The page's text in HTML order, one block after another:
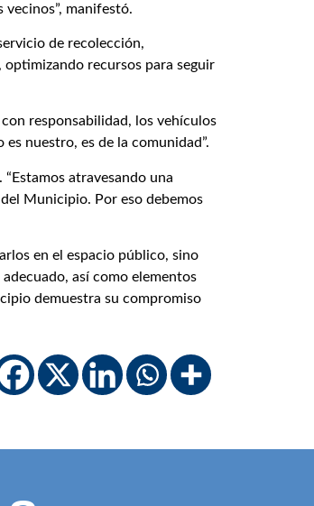
manifestó.
de recolección,
recursos para seguir
responsabilidad, los vehículos
nuestro, es de la comunidad”.
atravesando una
Municipio. Por eso debemos
en el espacio público, sino
así como elementos
demuestra su compromiso